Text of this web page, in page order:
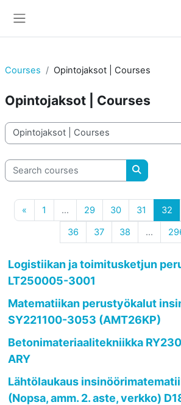
Courses Opintojaksot | Courses
Opintojaksot | Courses
Course categories
Search courses
Search
« Previous page
1 Page 1
… 29Page 29
30Page 30
31 Page 31
32
36Page 36
37Page 37
38 Page 38
…
Logistiikan ja toimitusketjun
LT250005-3001
Matematiikan perustyökalut
SY221100-3053 (AMT26KP)
Betonimateriaalitekniikka
ARY
Lähtölaukaus
(Nopsa, amm. 2. aste, verkko)